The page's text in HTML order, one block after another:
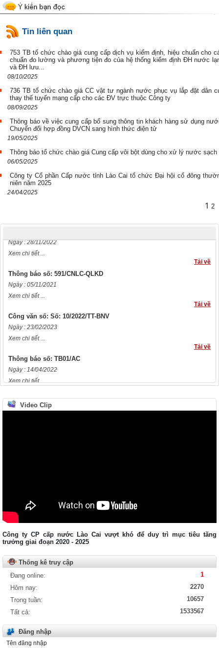
Tin liên quan
753 TB tổ chức chào giá cung cấp dịch vụ kiểm định, hiệu chuẩn cho
chuẩn đo lường và phương tiện đo của hệ thống kiểm định ĐH nước
và ĐH lưu...
08/10/2025
736 TB tổ chức chào giá CC vật tư ngành nước phục vụ lắp đặt dân
thay thế tuyến mạng cấp cho các ĐV trực thuộc Công ty
08/09/2025
Thông báo về việc cung cấp bổ sung thông tin khách hàng sử dụng
Chuyển đổi hợp đồng DVCN sang hình thức điện tử
19/05/2025
Thông báo tổ chức chào giá Cung cấp vôi bột dùng cho xử lý nước sạch
06/05/2025
Công ty Cổ phần Cấp nước tỉnh Lào Cai tổ chức Đại hội cổ đông
niên năm 2025
24/04/2025
1 2
Quyết định số: Số 2324/QĐ-UBND
Ngày : 28/11/2022
Xem chi tiết ...
Tải về
Thông báo số: 591/CNLC-QLKD
Ngày : 05/11/2021
Xem chi tiết ...
Tải về
Công văn số: Số: 10/2022/TT-BNV
Ngày : 23/02/2023
Xem chi tiết ...
Tải về
Thông báo số: TB01/AC
Ngày : 14/04/2022
Xem chi tiết ...
Tải về
Công văn số: Số 85/CV-CNLC
Ngày : 18/02/2022
Xem chi tiết ...
Ngày : 28/08/2015
Tải về
Thông báo số: TB01/AC
Ngày : 07/01/2022
Xem chi tiết ...
Tải về
Video Clip
Công ty CP cấp nước Lào Cai vượt khó để duy trì mục tiêu tăng
trưởng giai đoạn 2020 - 2025
Thống kê truy cập
Đang online:
1
Hôm nay:
2270
Trong tuần:
10657
Tất cả:
1533567
Đăng nhập
Tên đăng nhập